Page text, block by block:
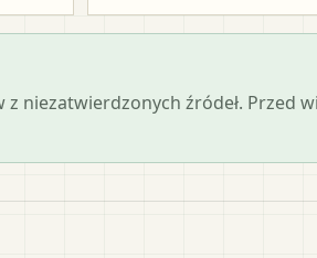
niezatwierdzonych źródeł. Przed